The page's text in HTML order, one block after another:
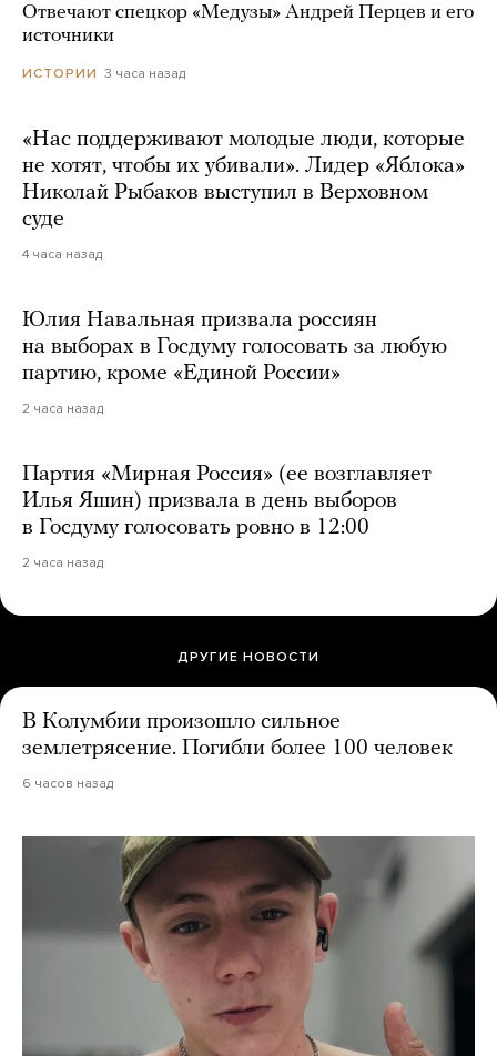
Отвечают спецкор «Медузы» Андрей Перцев и его
источники
ИСТОРИИ 3 часа назад
«Нас поддерживают молодые люди, которые
не хотят, чтобы их убивали». Лидер «Яблока»
Николай Рыбаков выступил в Верховном
суде
4 часа назад
Юлия Навальная призвала россиян
на выборах в Госдуму голосовать за любую
партию, кроме «Единой России»
2 часа назад
Партия «Мирная Россия» (ее возглавляет
Илья Яшин) призвала в день выборов
в Госдуму голосовать ровно в 12:00
2 часа назад
ДРУГИЕ НОВОСТИ
В Колумбии произошло сильное
землетрясение. Погибли более 100 человек
6 часов назад